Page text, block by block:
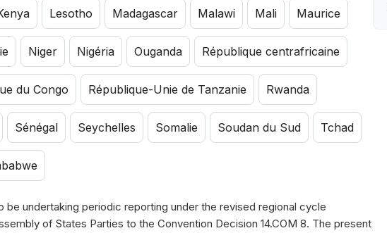
Lesotho Madagascar Malawi Mali Maurice
Niger Nigéria Ouganda République centrafricaine
du Congo République-Unie de Tanzanie Rwanda
Sénégal Seychelles Somalie Soudan du Sud Tchad
be undertaking periodic reporting under the revised regional cycle
of States Parties to the Convention Decision 14.COM 8. The present